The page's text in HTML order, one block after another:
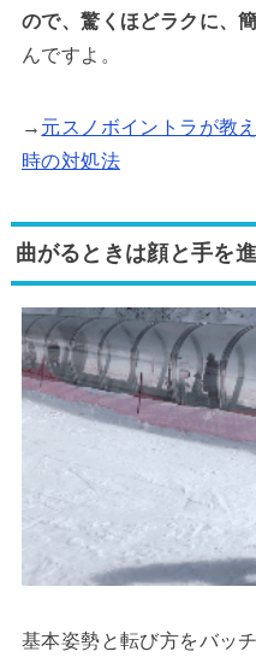
ので、驚くほどラクに、
んですよ。
→ 元スノボイントラが教
時の対処法
曲がるときは顔と手を
基本姿勢と転び方をバッ